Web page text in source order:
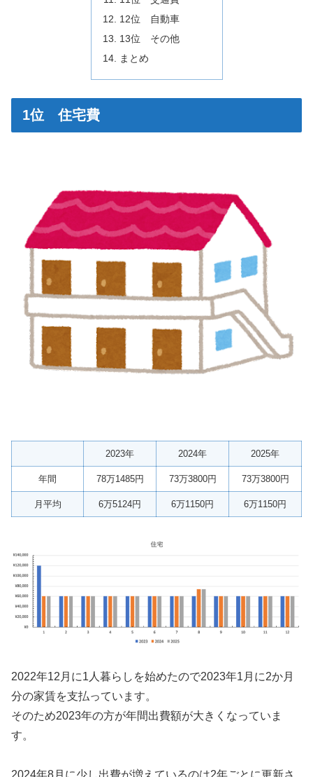
12位 自動車
13位 その他
まとめ
1位 住宅費
2023年 2024年 2025年
年間 78万1485円 73万3800円 73万3800円
月平均 6万5124円 6万1150円 6万1150円
2022年12月に1人暮らしを始めたので2023年1月に2か月
分の家賃を支払っています。
そのため2023年の方が年間出費額が大きくなっていま
す。